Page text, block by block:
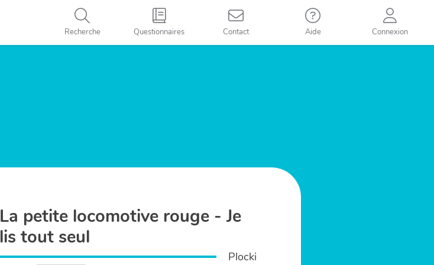
Recherche Questionnaires Contact Aide Connexion
La petite locomotive rouge - Je
lis tout seul
Plocki